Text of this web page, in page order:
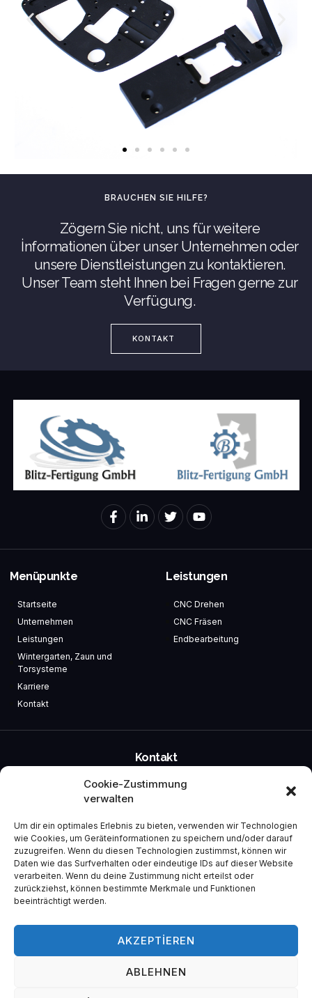
Cookie-Zustimmung
verwalten
Um dir ein optimales Erlebnis zu bieten, verwenden wir Technologien
wie Cookies, um Geräteinformationen zu speichern und/oder darauf
zuzugreifen. Wenn du diesen Technologien zustimmst, können wir
Daten wie das Surfverhalten oder eindeutige IDs auf dieser Website
verarbeiten. Wenn du deine Zustimmung nicht erteilst oder
zurückziehst, können bestimmte Merkmale und Funktionen
beeinträchtigt werden.
AKZEPTIEREN
ABLEHNEN
BRAUCHEN SIE HILFE?
Zögern Sie nicht, uns für weitere
İnformationen über unser Unternehmen oder
unsere Dienstleistungen zu kontaktieren.
Unser Team steht Ihnen bei Fragen gerne zur
Verfügung.
KONTAKT
Menüpunkte
Startseite
Unternehmen
Leistungen
Wintergarten, Zaun und
Torsysteme
Karriere
Kontakt
Leistungen
CNC Drehen
CNC Fräsen
Endbearbeitung
Kontakt
Blitz-Fertigung GmbH
Motzener Str. 11
Fon: 030 75651437
Fax: 030 75651674
Mobil: 0173 9136919
info@blitzfertigung.de
www.blitzfertigung.de